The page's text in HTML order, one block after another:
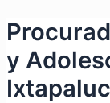
contenido
y
de
entradas